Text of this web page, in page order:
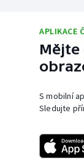
APLIKACE
S mobilní
Sledujte